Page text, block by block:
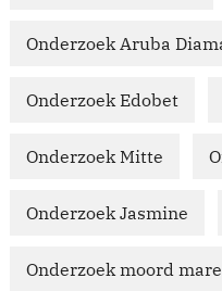
Onderzoek Aruba
Onderzoek Edobet
Onderzoek Mitte
Onderzoek Jasmine
Onderzoek moord